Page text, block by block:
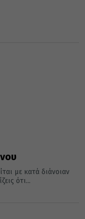
με κατά διάνοιαν
ότι...